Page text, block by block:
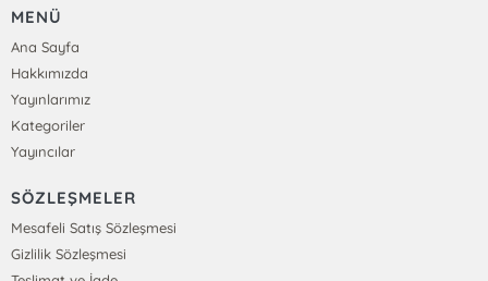
MENÜ
Ana Sayfa
Hakkımızda
Yayınlarımız
Kategoriler
Yayıncılar
SÖZLEŞMELER
Mesafeli Satış Sözleşmesi
Gizlilik Sözleşmesi